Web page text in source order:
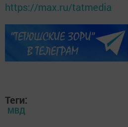
https://max.ru/tatmedia
Теги:
МВД